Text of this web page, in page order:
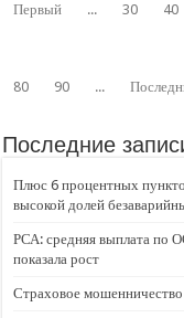
Первый ... 30 40
80
90 ...
Последние
Плюс 6 процентных
высокой долей
РСА: средняя выплата по
показала рост
Страховое мошенничество